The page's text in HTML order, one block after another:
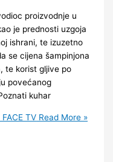
proizvodnje u
je prednosti uzgoja
ishrani, te izuzetno
se cijena šampinjona
te korist gljive po
povećanog
kuhar
TV Read More »